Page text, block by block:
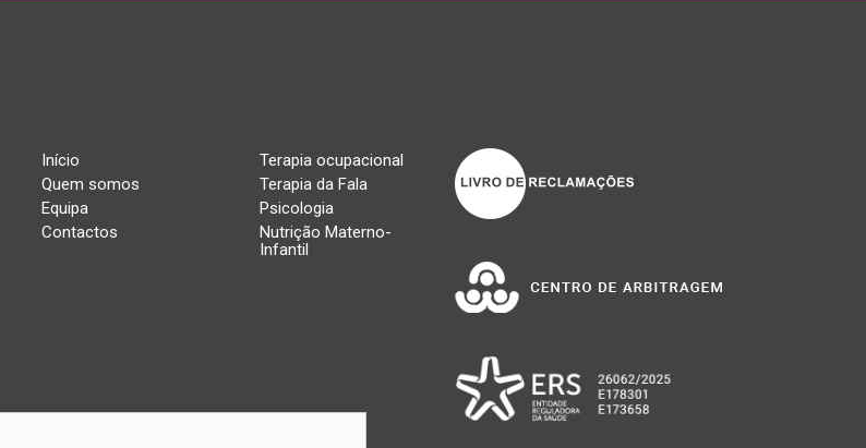
Início
Quem somos
Equipa
Contactos
Terapia ocupacional
Terapia da Fala
Psicologia
Nutrição Materno-
Infantil